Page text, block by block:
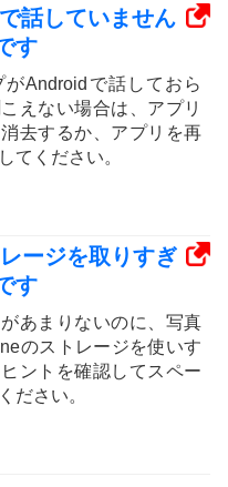
話していません
す
がAndroidで話しておら
えない場合は、アプリ
去するか、アプリを再
てください。
ージを取りすぎ
す
あまりないのに、写真
のストレージを使いす
ントを確認してスペー
ださい。